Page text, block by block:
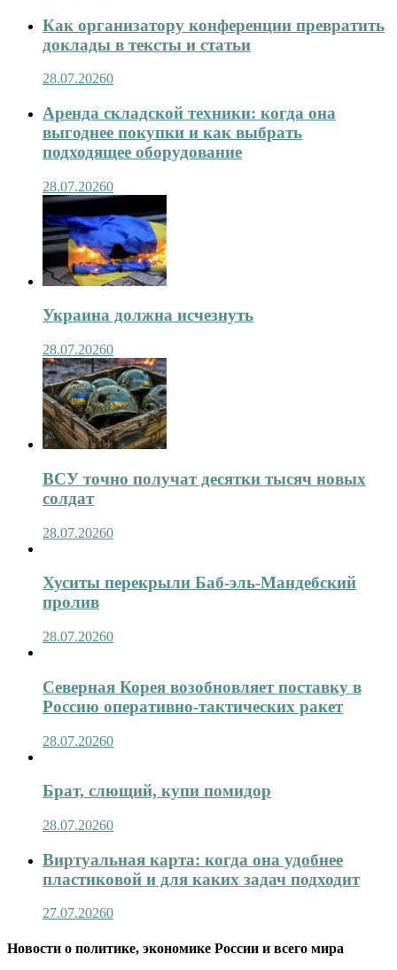
Как организатору конференции превратить
доклады в тексты и статьи
28.07.20260
Аренда складской техники: когда она
выгоднее покупки и как выбрать
подходящее оборудование
28.07.20260
Украина должна исчезнуть
28.07.20260
ВСУ точно получат десятки тысяч новых
солдат
28.07.20260
Хуситы перекрыли Баб-эль-Мандебский
пролив
28.07.20260
Северная Корея возобновляет поставку в
Россию оперативно-тактических ракет
28.07.20260
Брат, слющий, купи помидор
28.07.20260
Виртуальная карта: когда она удобнее
пластиковой и для каких задач подходит
27.07.20260
Новости о политике, экономике России и всего мира